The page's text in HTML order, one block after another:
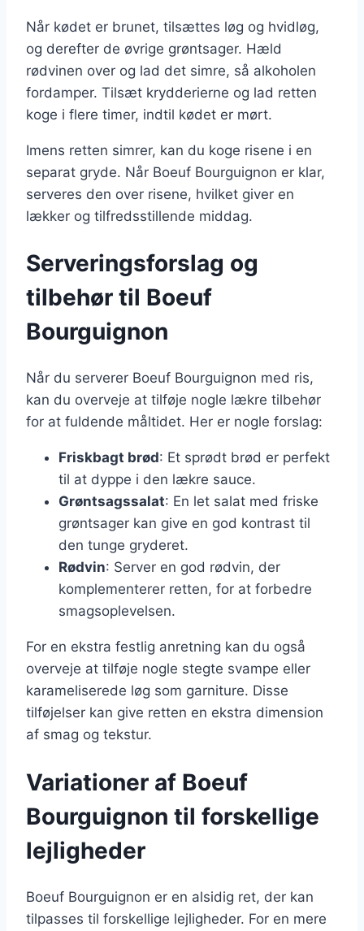
Når kødet er brunet, tilsættes løg og hvidløg,
og derefter de øvrige grøntsager. Hæld
rødvinen over og lad det simre, så alkoholen
fordamper. Tilsæt krydderierne og lad retten
koge i flere timer, indtil kødet er mørt.
Imens retten simrer, kan du koge risene i en
separat gryde. Når Boeuf Bourguignon er klar,
serveres den over risene, hvilket giver en
lækker og tilfredsstillende middag.
Serveringsforslag og
tilbehør til Boeuf
Bourguignon
Når du serverer Boeuf Bourguignon med ris,
kan du overveje at tilføje nogle lækre tilbehør
for at fuldende måltidet. Her er nogle forslag:
Friskbagt brød: Et sprødt brød er perfekt
til at dyppe i den lækre sauce.
Grøntsagssalat: En let salat med friske
grøntsager kan give en god kontrast til
den tunge gryderet.
Rødvin: Server en god rødvin, der
komplementerer retten, for at forbedre
smagsoplevelsen.
For en ekstra festlig anretning kan du også
overveje at tilføje nogle stegte svampe eller
karameliserede løg som garniture. Disse
tilføjelser kan give retten en ekstra dimension
af smag og tekstur.
Variationer af Boeuf
Bourguignon til forskellige
lejligheder
Boeuf Bourguignon er en alsidig ret, der kan
tilpasses til forskellige lejligheder. For en mere